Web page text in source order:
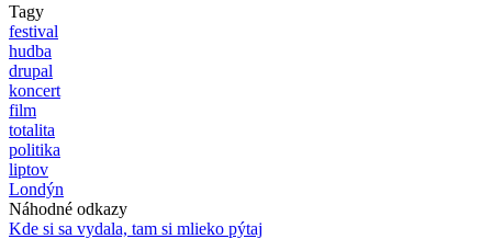
Tagy
festival
hudba
drupal
koncert
film
totalita
politika
liptov
Londýn
Náhodné odkazy
Kde si sa vydala, tam si mlieko pýtaj